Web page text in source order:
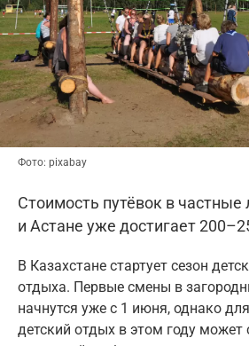
Фото: pixabay
Стоимость путёвок в
и Астане уже достигает
В Казахстане стартует сезон
отдыха. Первые смены в
начнутся уже с 1 июня, однако
детский отдых в этом году может